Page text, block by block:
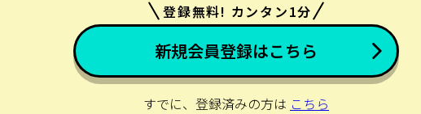
登録無料! カンタン1分
新規会員登録はこちら
すでに、登録済みの方は こちら